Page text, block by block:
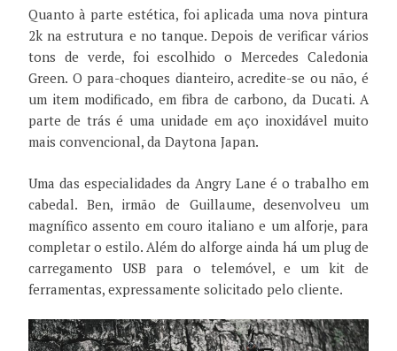
Quanto à parte estética, foi aplicada uma nova pintura
2k na estrutura e no tanque. Depois de verificar vários
tons de verde, foi escolhido o Mercedes Caledonia
Green. O para-choques dianteiro, acredite-se ou não, é
um item modificado, em fibra de carbono, da Ducati. A
parte de trás é uma unidade em aço inoxidável muito
mais convencional, da Daytona Japan.
Uma das especialidades da Angry Lane é o trabalho em
cabedal. Ben, irmão de Guillaume, desenvolveu um
magnífico assento em couro italiano e um alforje, para
completar o estilo. Além do alforge ainda há um plug de
carregamento USB para o telemóvel, e um kit de
ferramentas, expressamente solicitado pelo cliente.